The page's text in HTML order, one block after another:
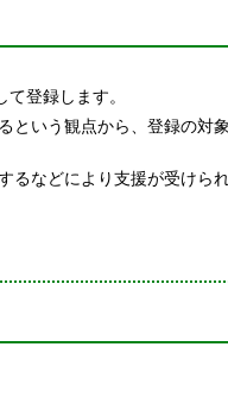
登録します。
という観点から、登録の対
るなどにより支援が受けら